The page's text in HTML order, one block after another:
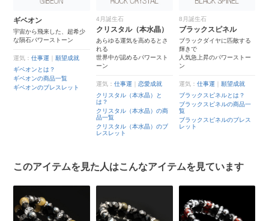
ギベオン
宇宙から飛来した、超希少
な隕石パワーストーン
運気：仕事運
願望成就
ギベオンとは？
ギベオンの商品一覧
ギベオンのブレスレット
4月誕生石
クリスタル（本水晶）
あらゆる運気を高めるとさ
れる
世界中が認めるパワースト
ーン
運気： 仕事運
恋愛成就
クリスタル（本水晶）と
は？
クリスタル（本水晶）の商
品一覧
クリスタル（本水晶）のブ
レスレット
8月誕生石
ブラックスピネル
ブラックダイヤに匹敵する
輝きで
人気急上昇のパワーストー
ン
運気： 仕事運
願望成就
ブラックスピネルとは？
ブラックスピネルの商品一
覧
ブラックスピネルのブレス
レット
このアイテムを見た人はこんなアイテムを見ています